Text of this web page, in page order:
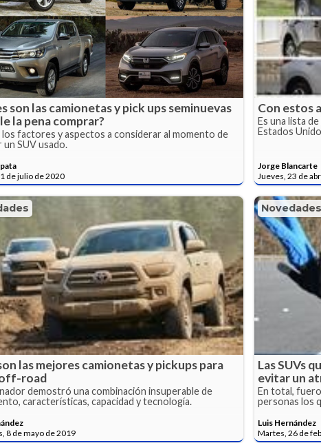
son las camionetas y pick ups seminuevas
la pena comprar?
factores y aspectos a considerar al momento de
un SUV usado.
de julio de 2020
Con estos
Es una lista
Estados
Jorge Blancarte
Jueves, 23 de
las mejores camionetas y pickups para
road
demostró una combinación insuperable de
características, capacidad y tecnología.
8 de mayo de 2019
Novedades
Las SUVs
evitar un
En total,
personas los
Luis Hernández
Martes, 26 de